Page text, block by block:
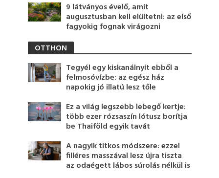
9 látványos évelő, amit
augusztusban kell elültetni: az első
fagyokig fognak virágozni
OTTHON
Tegyél egy kiskanálnyit ebből a
felmosóvízbe: az egész ház
napokig jó illatú lesz tőle
Ez a világ legszebb lebegő kertje:
több ezer rózsaszín lótusz borítja
be Thaiföld egyik tavát
A nagyik titkos módszere: ezzel
filléres masszával lesz újra tiszta
az odaégett lábos súrolás nélkül is